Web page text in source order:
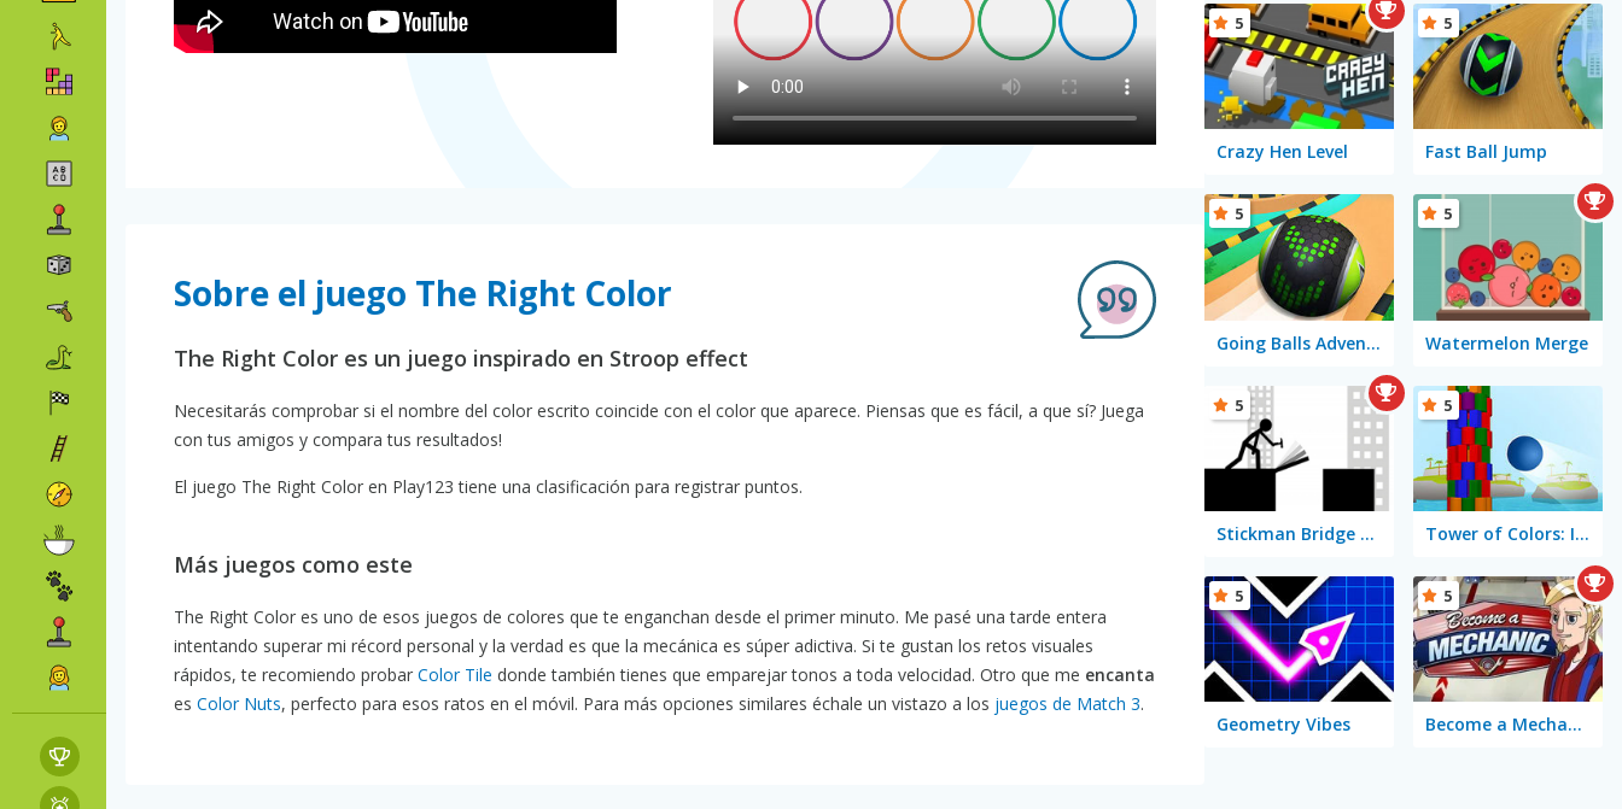
Sobre el juego The Right Color
The Right Color es un juego inspirado en Stroop effect
Necesitarás comprobar si el nombre del color escrito coincide con el color que aparece. Piensas que es fácil, a que sí? Juega
con tus amigos y compara tus resultados!
El juego The Right Color en Play123 tiene una clasificación para registrar puntos.
Más juegos como este
The Right Color es uno de esos juegos de colores que te enganchan desde el primer minuto. Me pasé una tarde entera
intentando superar mi récord personal y la verdad es que la mecánica es súper adictiva. Si te gustan los retos visuales
rápidos, te recomiendo probar Color Tile donde también tienes que emparejar tonos a toda velocidad. Otro que me encanta
es Color Nuts, perfecto para esos ratos en el móvil. Para más opciones similares échale un vistazo a los juegos de Match 3.
Crazy Hen Level
5
Fast Ball Jump
5
Going Balls Adventure 2
5
Watermelon Merge
5
Stickman Bridge Constructor
5
Tower of Colors: Island Edition
5
Geometry Vibes
5
Become a Mechanic
5